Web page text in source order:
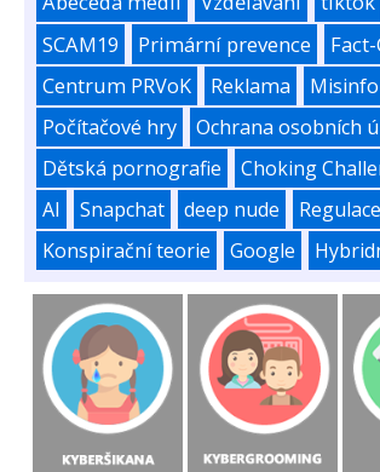
SCAM19
Primární prevence
Centrum PRVoK
Reklama
Počítačové hry
Ochrana osobních
Dětská pornografie
Choking
AI
Snapchat deep nude Regulace
Konspirační teorie
Google